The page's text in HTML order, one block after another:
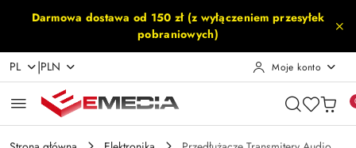
Przejdź do treści głównej
Przejdź do wyszukiwarki
Przejdź do moje konto
Przejdź do menu głównego
Przejdź do stopki
Darmowa dostawa od 150 zł (z wyłączeniem przesyłek
pobraniowych)
PL |PLN Moje konto